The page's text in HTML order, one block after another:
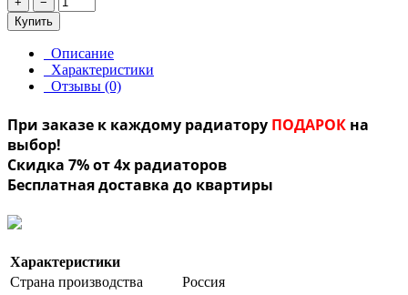
Купить
Описание
Характеристики
Отзывы (0)
При заказе к каждому радиатору ПОДАРОК на
выбор!
Скидка 7% от 4х радиаторов
Бесплатная доставка до квартиры
Характеристики
Страна производства
Россия